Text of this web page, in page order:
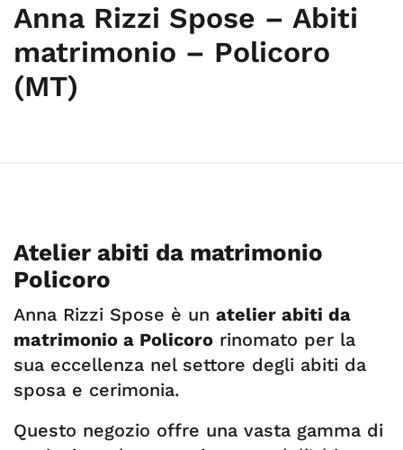
Anna Rizzi Spose – Abiti
matrimonio – Policoro
(MT)
Atelier abiti da matrimonio
Policoro
Anna Rizzi Spose è un atelier abiti da
matrimonio a Policoro rinomato per la
sua eccellenza nel settore degli abiti da
sposa e cerimonia.
Questo negozio offre una vasta gamma di